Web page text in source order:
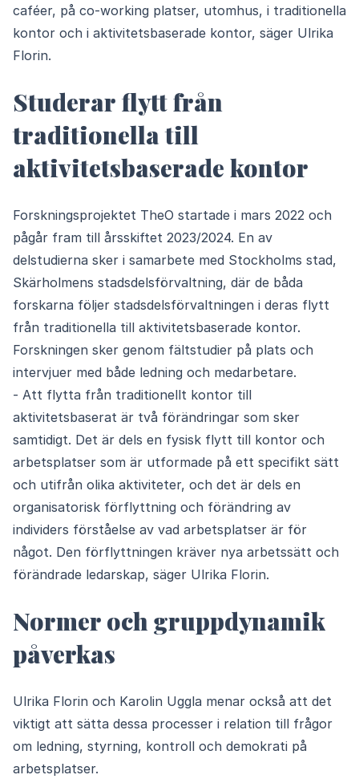
caféer, på co-working platser, utomhus, i traditionella
kontor och i aktivitetsbaserade kontor, säger Ulrika
Florin.
Studerar flytt från
traditionella till
aktivitetsbaserade kontor
Forskningsprojektet TheO startade i mars 2022 och
pågår fram till årsskiftet 2023/2024. En av
delstudierna sker i samarbete med Stockholms stad,
Skärholmens stadsdelsförvaltning, där de båda
forskarna följer stadsdelsförvaltningen i deras flytt
från traditionella till aktivitetsbaserade kontor.
Forskningen sker genom fältstudier på plats och
intervjuer med både ledning och medarbetare.
- Att flytta från traditionellt kontor till
aktivitetsbaserat är två förändringar som sker
samtidigt. Det är dels en fysisk flytt till kontor och
arbetsplatser som är utformade på ett specifikt sätt
och utifrån olika aktiviteter, och det är dels en
organisatorisk förflyttning och förändring av
individers förståelse av vad arbetsplatser är för
något. Den förflyttningen kräver nya arbetssätt och
förändrade ledarskap, säger Ulrika Florin.
Normer och gruppdynamik
påverkas
Ulrika Florin och Karolin Uggla menar också att det
viktigt att sätta dessa processer i relation till frågor
om ledning, styrning, kontroll och demokrati på
arbetsplatser.